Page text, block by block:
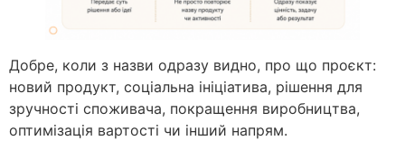
Добре, коли з назви одразу видно, про що проєкт:
новий продукт, соціальна ініціатива, рішення для
зручності споживача, покращення виробництва,
оптимізація вартості чи інший напрям.